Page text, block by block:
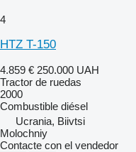
4
HTZ T-150
4.859 € 250.000 UAH
Tractor de ruedas
2000
Combustible diésel
Ucrania, Biivtsi
Molochniy
Contacte con el vendedor